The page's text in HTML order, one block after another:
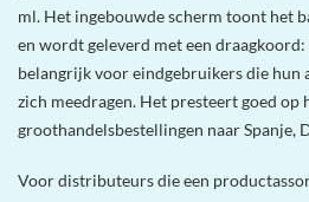
ml. Het ingebouwde scherm toont het
en wordt geleverd met een
belangrijk voor eindgebruikers die hun
zich meedragen. Het presteert goed op
groothandelsbestellingen naar Spanje,
Voor distributeurs die een